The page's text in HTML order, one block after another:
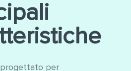
progettato per